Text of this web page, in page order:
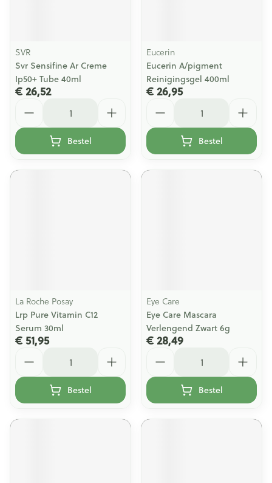
SVR
Svr Sensifine Ar Creme
Ip50+ Tube 40ml
€ 26,52
Bestel
Eucerin
Eucerin A/pigment
Reinigingsgel 400ml
€ 26,95
Bestel
La Roche Posay
Lrp Pure Vitamin C12
Serum 30ml
€ 51,95
Bestel
Eye Care
Eye Care Mascara
Verlengend Zwart 6g
€ 28,49
Bestel